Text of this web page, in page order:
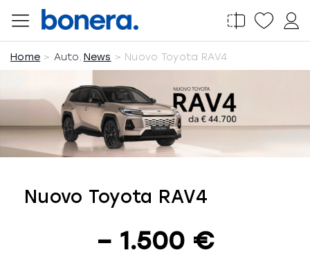
Salta
contenuto
Home Auto News Nuovo Toyota RAV4
Nuovo Toyota RAV4
– 1.500 €